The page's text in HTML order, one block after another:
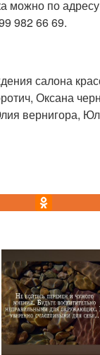
можно по
982 66 69.
салона
Оксана
вернигора,